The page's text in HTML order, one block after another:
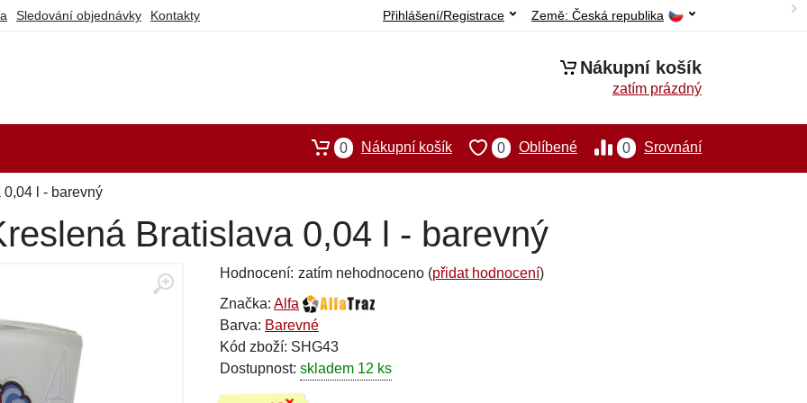
Sledování objednávky Kontakty Země: Česká republika
Přihlášení/Registrace
Nákupní košík
zatím prázdný
0 Srovnání
0 Oblíbené
0 Nákupní košík
l - barevný
Bratislava 0,04 l - barevný
Hodnocení: zatím nehodnoceno (přidat hodnocení)
Značka: Alfa
Barva: Barevné
Kód zboží: SHG43
Dostupnost: skladem 12 ks